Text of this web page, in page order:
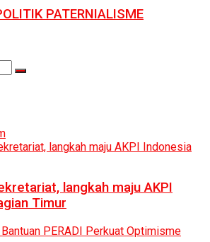
PATERNIALISME
langkah maju AKPI
Timur